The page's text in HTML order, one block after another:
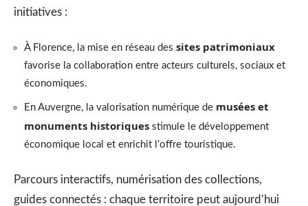
initiatives :
À Florence, la mise en réseau des sites patrimoniaux
favorise la collaboration entre acteurs culturels, sociaux et
économiques.
En Auvergne, la valorisation numérique de musées et
monuments historiques stimule le développement
économique local et enrichit l’offre touristique.
Parcours interactifs, numérisation des collections,
guides connectés : chaque territoire peut aujourd’hui